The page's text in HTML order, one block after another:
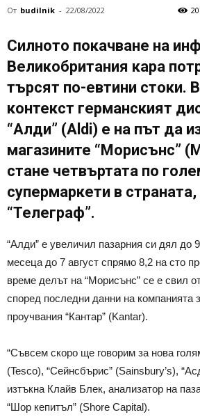
От budilnik - 22/08/2022
Силното покачване на
Великобритания кара
търсят по-евтини стоки.
контекст германският
“Алди” (Aldi) е на път да
магазините “Морисънс”
стане четвъртата по
супермаркети в
“Телеграф”.
“Алди” е увеличил пазарния си дял до
месеца до 7 август спрямо 8,2 на сто
време делът на “Морисънс” се е свил
според последни данни на компанията
проучвания “Кантар” (Kantar).
“Съвсем скоро ще говорим за нова
(Tesco), “Сейнсбърис” (Sainsbury’s),
изтъкна Клайв Блек, анализатор на
“Шор кепитъл” (Shore Capital).